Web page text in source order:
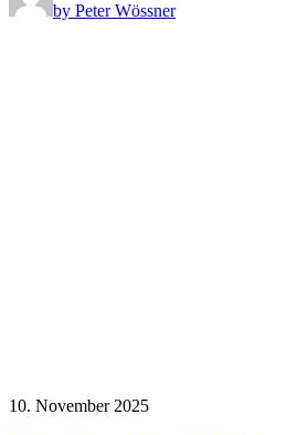
by Peter Wössner
10. November 2025